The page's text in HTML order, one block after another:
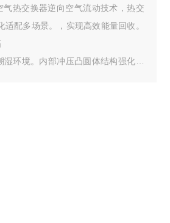
气热交换器逆向空气流动技术，热交
配多场景。，实现高效能量回收。
环境。内部冲压凸圆体结构强化承